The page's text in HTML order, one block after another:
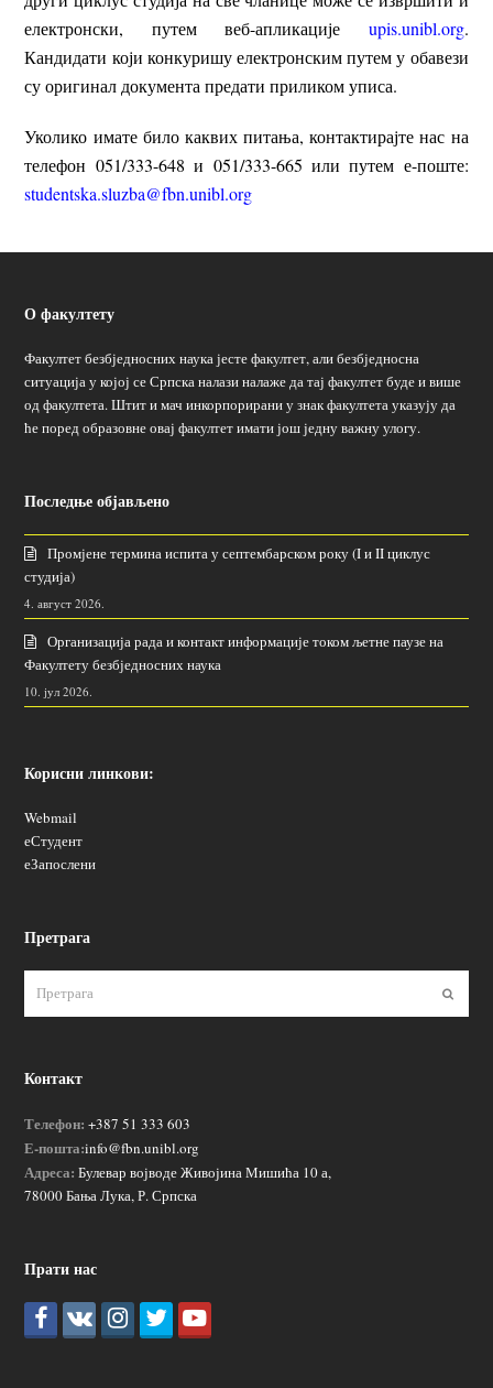
електронски, путем веб-апликације upis.unibl.org.
Кандидати који конкуришу електронским путем у обавези
су оригинал документа предати приликом уписа.
Уколико имате било каквих питања, контактирајте нас на
телефон 051/333-648 и 051/333-665 или путем е-поште:
studentska.sluzba@fbn.unibl.org
О факултету
Факултет безбједносних наука јесте факултет, али безбједносна
ситуација у којој се Српска налази налаже да тај факултет буде и више
од факултета. Штит и мач инкорпорирани у знак факултета указују да
ће поред образовне овај факултет имати још једну важну улогу.
Последње објављено
Промјене термина испита у септембарском року (I и II циклус
студија)
4. август 2026.
Организација рада и контакт информације током љетне паузе на
Факултету безбједносних наука
10. јул 2026.
Корисни линкови:
Webmail
еСтудент
еЗапослени
Претрага
Контакт
Телефон: +387 51 333 603
Е-пошта:info@fbn.unibl.org
Адреса: Булевар војводе Живојина Мишића 10 а,
78000 Бања Лука, Р. Српска
Прати нас